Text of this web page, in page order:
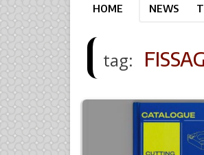
HOME NEWS
tag: